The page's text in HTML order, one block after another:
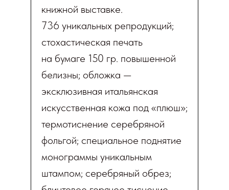
книжной выставке.
736 уникальных репродукций;
стохастическая печать
на бумаге 150 гр. повышенной
белизны; обложка —
эксклюзивная итальянская
искусственная кожа под «плюш»;
термотиснение серебряной
фольгой; специальное поднятие
монограммы уникальным
штампом; серебряный обрез;